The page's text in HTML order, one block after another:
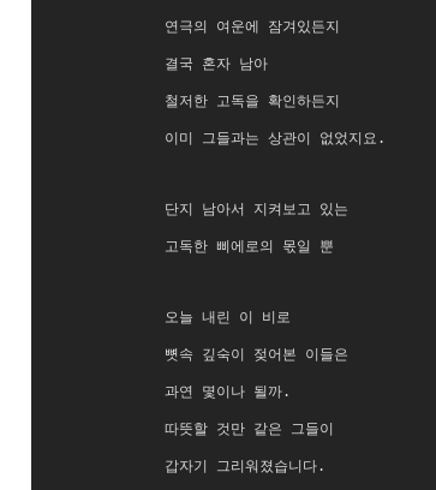
연극의 여운에 잠겨있든지
결국 혼자 남아
철저한 고독을 확인하든지
이미 그들과는 상관이 없었지요.
단지 남아서 지켜보고 있는
고독한 삐에로의 몫일 뿐
오늘 내린 이 비로
뼛속 깊숙이 젖어본 이들은
과연 몇이나 될까.
따뜻할 것만 같은 그들이
갑자기 그리워졌습니다.